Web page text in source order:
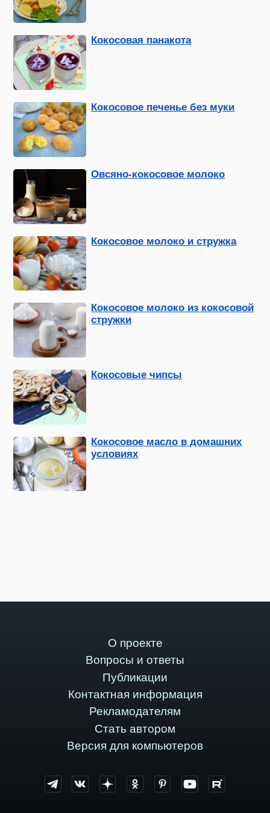
Кокосовая панакота
Кокосовое печенье без муки
Овсяно-кокосовое молоко
Кокосовое молоко и стружка
Кокосовое молоко из кокосовой
стружки
Кокосовые чипсы
Кокосовое масло в домашних
условиях
О проекте
Вопросы и ответы
Публикации
Контактная информация
Рекламодателям
Стать автором
Версия для компьютеров